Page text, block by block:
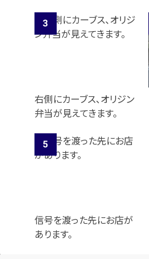
右側にカーブス、オリジン
弁当が見えてきます。
信号を渡った先にお店が
あります。